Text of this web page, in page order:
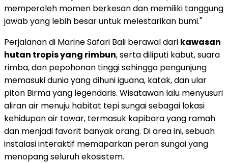
memperoleh momen berkesan dan memiliki tanggung
jawab yang lebih besar untuk melestarikan bumi."
Perjalanan di Marine Safari Bali berawal dari kawasan
hutan tropis yang rimbun, serta diliputi kabut, suara
rimba, dan pepohonan tinggi sehingga pengunjung
memasuki dunia yang dihuni iguana, katak, dan ular
piton Birma yang legendaris. Wisatawan lalu menyusuri
aliran air menuju habitat tepi sungai sebagai lokasi
kehidupan air tawar, termasuk kapibara yang ramah
dan menjadi favorit banyak orang. Di area ini, sebuah
instalasi interaktif memaparkan peran sungai yang
menopang seluruh ekosistem.